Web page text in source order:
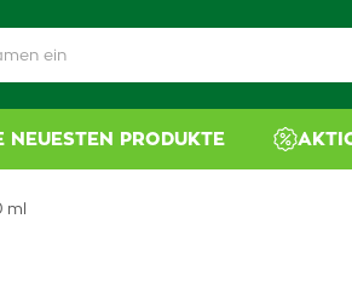
NEUESTEN PRODUKTE
ml